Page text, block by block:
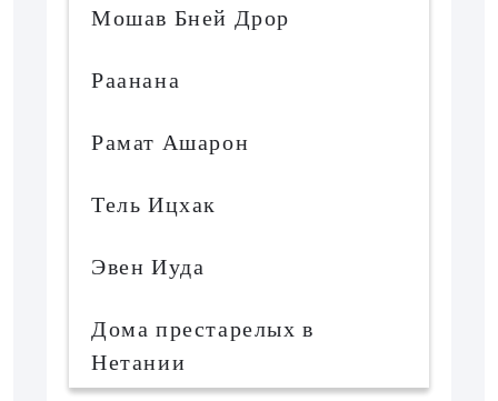
Мошав Бней Дрор
Раанана
Рамат Ашарон
Тель Ицхак
Эвен Иуда
Дома престарелых в
Нетании